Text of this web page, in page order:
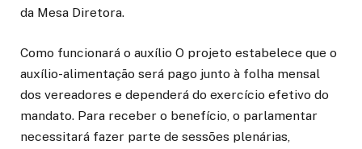
da Mesa Diretora.
Como funcionará o auxílio O projeto estabelece que o
auxílio-alimentação será pago junto à folha mensal
dos vereadores e dependerá do exercício efetivo do
mandato. Para receber o benefício, o parlamentar
necessitará fazer parte de sessões plenárias,